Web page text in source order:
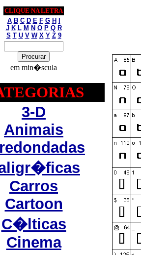
CLIQUE NA LETRA
A B C D E F G H
J K L M N O P Q R
S T U V W X Y Z 9
em min�scula
3-D
Animais
Carros
Cartoon
C�lticas
Cinema